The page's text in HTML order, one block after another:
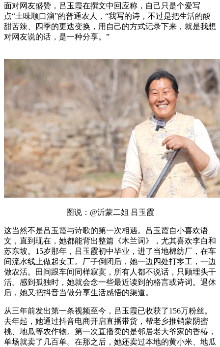
面对网友盛赞，吕玉霞在撰文中回应称，自己只是个爱写
点“土味顺口溜”的普通农人，“我写的诗，不过是把生活的酸
甜苦辣、四季的更迭变换，用自己的方式记录下来，就是我想
对网友说的话，是一种分享。”
图说：@沂蒙二姐 吕玉霞
这当然不是吕玉霞与诗歌的第一次相遇。吕玉霞自小喜欢语
文，直到现在，她都能背出整篇《木兰词》，尤其喜欢李白和
苏东坡。15岁那年，吕玉霞初中毕业，进了当地棉纺厂，在车
间流水线上做起女工。厂子倒闭后，她一边四处打零工，一边
做农活。田间跟车间同样寂寞，所有人都不说话，只顾埋头干
活。感到孤独时，她就会念一些最近读到的格言或诗词。退休
后，她又把抖音当做分享生活感悟的渠道。
从三年前发出第一条视频至今，吕玉霞已收获了156万粉丝。
去年起，她通过抖音电商开启直播带货，帮老乡推销蒙阴蜜
桃、地瓜等农作物。第一次直播卖的是邻居老大爷家的香椿，
单场就卖了几百单。在那之后，她还卖过本地的黄小米、地瓜